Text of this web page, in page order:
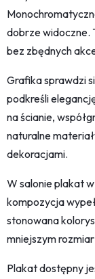
dobrze widoczne.
bez zbędnych
Grafika sprawdzi
podkreśli
na ścianie,
naturalne
dekoracjami.
W salonie plakat
kompozycja
stonowana
mniejszym
Plakat dostępny